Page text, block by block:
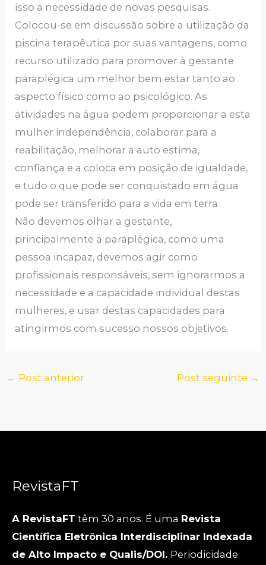
isso a necessidade de novas pesquisas.
Colocou-se em discussão sobre a utilização da
piscina terapêutica por suas vantagens, como
recurso utilizado para promover à gestante
paraplégica um melhor bem estar tanto ao
aspecto físico como ao psicológico. As
atividades na água podem proporcionar a esta
mulher independência, colaborar para a
reabilitação, melhorar a auto estima,
confiança e a coloca em posição de igualdade,
e tudo o que pode ser conquistado em água
pode ser transferido para a vida em terra.
Não devemos olhar a gestante,
principalmente a paraplégica, como uma
pessoa incapaz, devemos agir como
profissionais responsáveis, sem ignorarmos a
necessidade e a capacidade individual destas
mulheres, e usar destas capacidades para
atingirmos com sucesso nossos objetivos.
← Post anterior Post seguinte →
RevistaFT
A RevistaFT têm 30 anos. É uma Revista
Científica Eletrônica Interdisciplinar Indexada
de Alto Impacto e Qualis/DOI. Periodicidade